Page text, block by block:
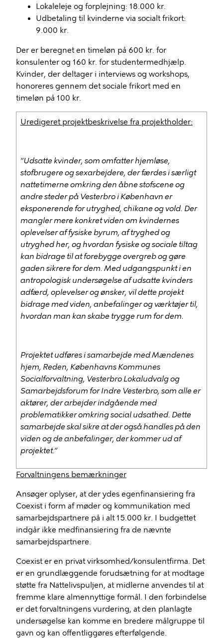
Lokaleleje og forplejning: 18.000 kr.
Udbetaling til kvinderne via socialt frikort:
9.000 kr.
Der er beregnet en timeløn på 600 kr. for
konsulenter og 160 kr. for studentermedhjælp.
Kvinder, der deltager i interviews og workshops,
honoreres gennem det sociale frikort med en
timeløn på 100 kr.
Uredigeret projektbeskrivelse fra projektholder:
”Udsatte kvinder, som omfatter hjemløse,
stofbrugere og sexarbejdere, der færdes i særligt
nattetimerne omkring den åbne stofscene og
andre steder på Vesterbro i København er
eksponerende for utryghed, chikane og vold. Der
mangler mere konkret viden om kvindernes
oplevelser af fysiske byrum, af tryghed og
utryghed her, og hvordan fysiske og sociale tiltag
kan bidrage til at forebygge overgreb og gøre
gaden sikrere for dem. Med udgangspunkt i en
antropologisk undersøgelse af udsatte kvinders
adfærd, oplevelser og ønsker, vil dette projekt
bidrage med viden, anbefalinger og værktøjer til,
hvordan man kan skabe trygge rum for dem.
Projektet udføres i samarbejde med Mændenes
hjem, Reden, Københavns Kommunes
Socialforvaltning, Vesterbro Lokaludvalg og
Samarbejdsforum for Indre Vesterbro, som alle er
aktører, der arbejder indgående med
problematikker omkring social udsathed. Dette
samarbejde skal sikre at der også handles på den
viden og de anbefalinger, der kommer ud af
projektet.”
Forvaltningens bemærkninger
Ansøger oplyser, at der ydes egenfinansiering fra
Coexist i form af møder og kommunikation med
samarbejdspartnere på i alt 15.000 kr. I budgettet
indgår ikke medfinansiering fra de nævnte
samarbejdspartnere.
Coexist er en privat virksomhed/konsulentfirma. Det
er en grundlæggende forudsætning for at modtage
støtte fra Nattelivspuljen, at midlerne anvendes til at
fremme klare almennyttige formål. I den forbindelse
er det forvaltningens vurdering, at den planlagte
undersøgelse kan komme en bredere målgruppe til
gavn og kan offentliggøres efterfølgende.